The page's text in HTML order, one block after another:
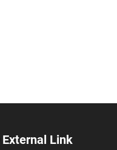
External Link